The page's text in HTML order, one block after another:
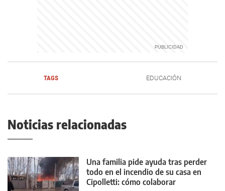
TAGS EDUCACIÓN
Noticias relacionadas
Una familia pide ayuda tras perder
todo en el incendio de su casa en
Cipolletti: cómo colaborar